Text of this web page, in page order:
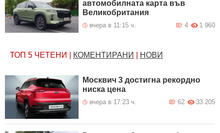
автомобилната карта във
Великобритания
вчера в 11:15 ч. 1 960
4
ТОП 5 ЧЕТЕНИ КОМЕНТИРАНИ НОВИ
Москвич 3 достигна рекордно
ниска цена
вчера в 17:23 ч. 33 205
62